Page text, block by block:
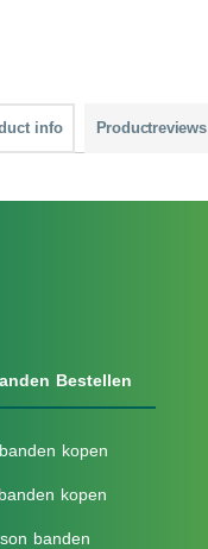
info Productreviews
Bestellen
kopen
kopen
banden